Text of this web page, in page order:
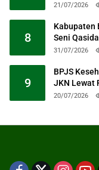
21/07/2026
8
Kabupaten
Seni
31/07/2026
9
BPJS
JKN Lewat
20/07/2026